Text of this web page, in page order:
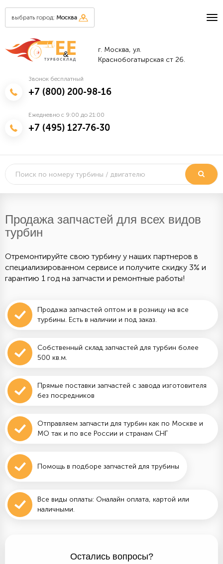
выбрать город: Москва
&
г. Москва, ул.
Краснобогатырская ст 26.
Звонок бесплатный
+7 (800) 200-98-16
Ежедневно с 9:00 до 21:00
+7 (495) 127-76-30
Продажа запчастей для всех видов
турбин
Отремонтируйте свою турбину у наших партнеров в
специализированном сервисе и получите скидку 3% и
гарантию 1 год на запчасти и ремонтные работы!
Продажа запчастей оптом и в розницу на все
турбины. Есть в наличии и под заказ.
Собственный склад запчастей для турбин более
500 кв.м.
Прямые поставки запчастей с завода изготовителя
без посредников
Отправляем запчасти для турбин как по Москве и
МО так и по все России и странам СНГ
Помощь в подборе запчастей для трубины
Все виды оплаты: Оналайн оплата, картой или
наличными.
Остались вопросы?